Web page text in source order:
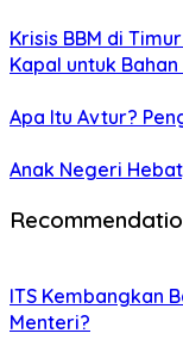
Krisis BBM di
Kapal untuk
Apa Itu Avtur?
Anak Negeri
ITS Kembangkan
Menteri?